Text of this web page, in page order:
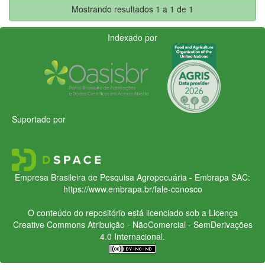
Mostrando resultados 1 a 1 de 1
Indexado por
Suportado por
Empresa Brasileira de Pesquisa Agropecuária - Embrapa SAC:
https://www.embrapa.br/fale-conosco
O conteúdo do repositório está licenciado sob a Licença
Creative CommonsAtribuição - NãoComercial - SemDerivações
4.0 Internacional.